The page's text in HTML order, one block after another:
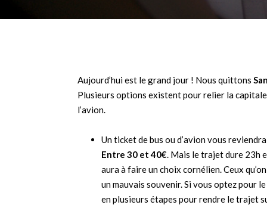
Aujourd’hui est le grand jour ! Nous quittons
Plusieurs options existent pour relier la
l’avion.
Un ticket de bus ou d’avion vous
Entre 30 et 40€. Mais le trajet dure 23h
aura à faire un choix cornélien. Ceux
un mauvais souvenir. Si vous optez pour
en plusieurs étapes pour rendre le trajet